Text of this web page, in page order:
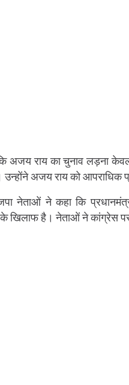
अजय राय का चुनाव लड़ना
उन्होंने अजय राय को आपराधिक
नेताओं ने कहा कि
खिलाफ है। नेताओं ने कांग्रेस पर